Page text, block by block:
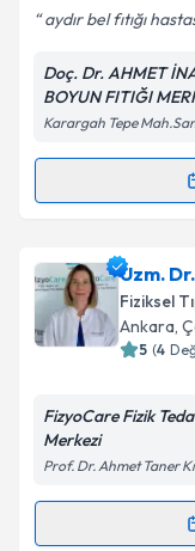
E-posta
Kişisel
Metni'ni
aydır bel fıtığı
Doç. Dr. AHMET
BOYUN FITIĞI
Karargah Tepe
Randevu
Doç. Dr.
oluşturun. Size
takvim
Metni'ni
Uzm.
Fiziksel
Ankara,
5 (4
FizyoCare Fizik
Merkezi
Prof. Dr. Ahmet Taner
Randevu